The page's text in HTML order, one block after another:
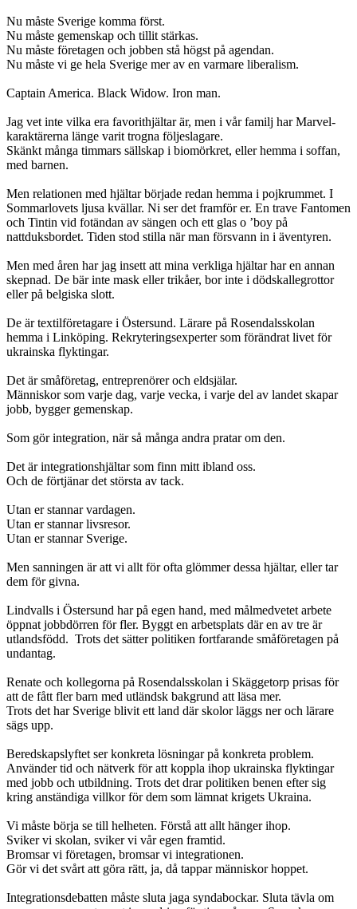
Nu måste Sverige komma först.
Nu måste gemenskap och tillit stärkas.
Nu måste företagen och jobben stå högst på agendan.
Nu måste vi ge hela Sverige mer av en varmare liberalism.
Captain America. Black Widow. Iron man.
Jag vet inte vilka era favorithjältar är, men i vår familj har Marvel-
karaktärerna länge varit trogna följeslagare.
Skänkt många timmars sällskap i biomörkret, eller hemma i soffan,
med barnen.
Men relationen med hjältar började redan hemma i pojkrummet. I
Sommarlovets ljusa kvällar. Ni ser det framför er. En trave Fantomen
och Tintin vid fotändan av sängen och ett glas o ’boy på
nattduksbordet. Tiden stod stilla när man försvann in i äventyren.
Men med åren har jag insett att mina verkliga hjältar har en annan
skepnad. De bär inte mask eller trikåer, bor inte i dödskallegrottor
eller på belgiska slott.
De är textilföretagare i Östersund. Lärare på Rosendalsskolan
hemma i Linköping. Rekryteringsexperter som förändrat livet för
ukrainska flyktingar.
Det är småföretag, entreprenörer och eldsjälar.
Människor som varje dag, varje vecka, i varje del av landet skapar
jobb, bygger gemenskap.
Som gör integration, när så många andra pratar om den.
Det är integrationshjältar som finn mitt ibland oss.
Och de förtjänar det största av tack.
Utan er stannar vardagen.
Utan er stannar livsresor.
Utan er stannar Sverige.
Men sanningen är att vi allt för ofta glömmer dessa hjältar, eller tar
dem för givna.
Lindvalls i Östersund har på egen hand, med målmedvetet arbete
öppnat jobbdörren för fler. Byggt en arbetsplats där en av tre är
utlandsfödd. Trots det sätter politiken fortfarande småföretagen på
undantag.
Renate och kollegorna på Rosendalsskolan i Skäggetorp prisas för
att de fått fler barn med utländsk bakgrund att läsa mer.
Trots det har Sverige blivit ett land där skolor läggs ner och lärare
sägs upp.
Beredskapslyftet ser konkreta lösningar på konkreta problem.
Använder tid och nätverk för att koppla ihop ukrainska flyktingar
med jobb och utbildning. Trots det drar politiken benen efter sig
kring anständiga villkor för dem som lämnat krigets Ukraina.
Vi måste börja se till helheten. Förstå att allt hänger ihop.
Sviker vi skolan, sviker vi vår egen framtid.
Bromsar vi företagen, bromsar vi integrationen.
Gör vi det svårt att göra rätt, ja, då tappar människor hoppet.
Integrationsdebatten måste sluta jaga syndabockar. Sluta tävla om